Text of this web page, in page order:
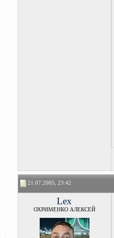
21.07.2005, 23:42
Lex
ОХРИМЕНКО АЛЕКСЕЙ